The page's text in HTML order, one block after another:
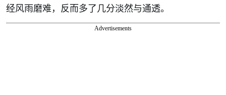
经风雨磨难，反而多了几分淡然与通透。
Advertisements